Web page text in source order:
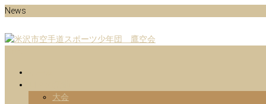
Skip
content
News
米沢市空手道スポーツ少年団 鷹
大会